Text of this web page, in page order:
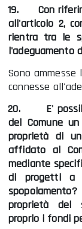
19.
Con
all'articolo 2,
rientra tra le
l'adeguamento
Sono
connesse
20.
E'
del Comune
proprietà di
affidato al
mediante
di progetti a
proprietà del
proprio i fondi